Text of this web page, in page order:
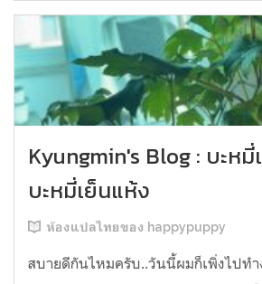
Kyungmin's Blog : บะหมี่
บะหมี่เย็นแห้ง
ห้องแปลไทยของ happypuppy
สบายดีกันไหมครับ..วันนี้ผมก็เพิ่งไปท